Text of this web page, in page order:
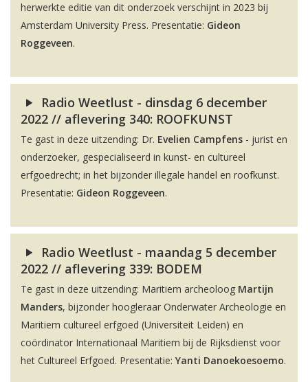
herwerkte editie van dit onderzoek verschijnt in 2023 bij
Amsterdam University Press. Presentatie: Gideon
Roggeveen.
Radio Weetlust - dinsdag 6 december
2022 // aflevering 340: ROOFKUNST
Te gast in deze uitzending: Dr. Evelien Campfens - jurist en
onderzoeker, gespecialiseerd in kunst- en cultureel
erfgoedrecht; in het bijzonder illegale handel en roofkunst.
Presentatie: Gideon Roggeveen.
Radio Weetlust - maandag 5 december
2022 // aflevering 339: BODEM
Te gast in deze uitzending: Maritiem archeoloog Martijn
Manders, bijzonder hoogleraar Onderwater Archeologie en
Maritiem cultureel erfgoed (Universiteit Leiden) en
coördinator Internationaal Maritiem bij de Rijksdienst voor
het Cultureel Erfgoed. Presentatie: Yanti Danoekoesoemo.